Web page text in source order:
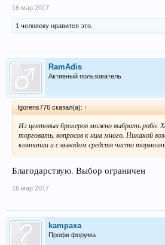
16 мар 2017
1 человеку нравится это.
RamAdis
Активный пользователь
Igorens776 сказал(а): ↑
Из центовых брокеров можно выбрать робо.
торговать, вопросов к ним много. Никакой
компании и с выводом средств часто
Благодарствую. Выбор ограничен
16 мар 2017
kampaxa
Профи форума